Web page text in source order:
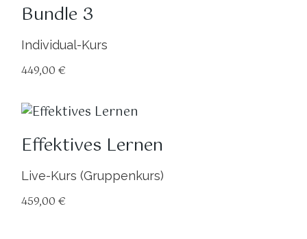
Bundle 3
Individual-Kurs
449,00€
Effektives Lernen
Live-Kurs (Gruppenkurs)
459,00€